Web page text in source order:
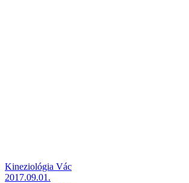
Kineziológia Vác
2017.09.01.